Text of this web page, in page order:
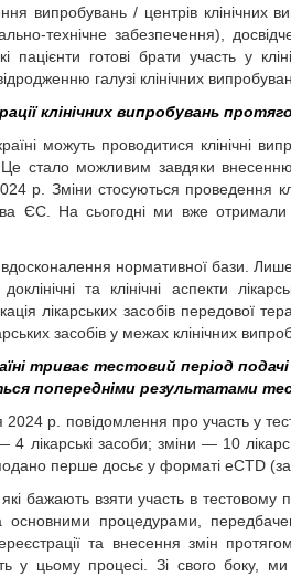
випробувань / центрів клінічних
технічне забезпечення),
пацієнти готові брати участь у
галузі клінічних
клінічних випробувань
можуть проводитися клінічні
Це стало можливим завдяки
р. Зміни стосуються проведення
ЄС. На сьогодні ми вже
вдосконалення нормативної бази.
та клінічні аспекти
лікарських засобів передової
засобів у межах клінічних
триває тестовий період
попередніми результатами
р. повідомлення про участь у
лікарські засоби; зміни — 10
перше досьє у форматі eCTD
бажають взяти участь в тестовому
основними процедурами,
та внесення змін
у цьому процесі. Зі свого боку,